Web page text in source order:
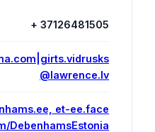
+ 37126481505
@lawrence.lv
et-ee.face
DebenhamsEstonia